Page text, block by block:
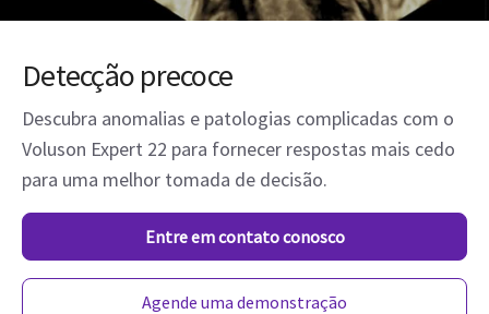
Detecção precoce
Descubra anomalias e patologias complicadas com o
Voluson Expert 22 para fornecer respostas mais cedo
para uma melhor tomada de decisão.
Entre em contato conosco
Agende uma demonstração